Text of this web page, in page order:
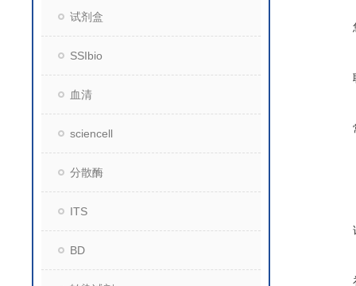
试剂盒
SSIbio
血清
sciencell
分散酶
ITS
BD